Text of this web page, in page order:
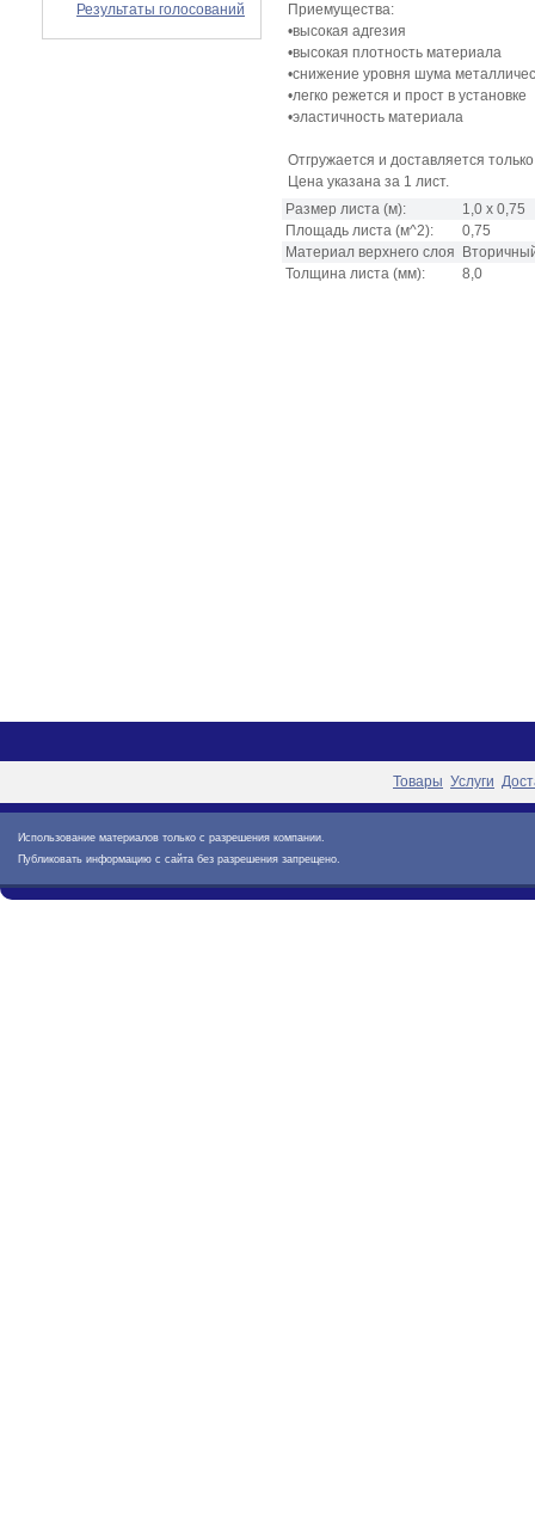
Результаты голосований
Приемущества:
•высокая адгезия
•высокая плотность материала
•снижение уровня шума
•легко режется и прост в установке
•эластичность материала
Отгружается и доставляется
Цена указана за 1 лист.
Размер листа (м):
1,0 х 0,75
Площадь листа (м^2):
0,75
Материал верхнего слоя
Толщина листа (мм): 8,0
Товары Услуги
Использование материалов только с разрешения компании.
Публиковать информацию с сайта без разрешения запрещено.